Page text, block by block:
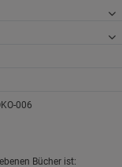
006
Bücher ist: